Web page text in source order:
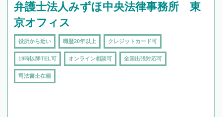
弁護士法人みずほ中央法律事務所 東
京オフィス
役所から近い 職歴20年以上 クレジットカード可
19時以降TEL可 オンライン相談可 全国出張対応可
司法書士在籍